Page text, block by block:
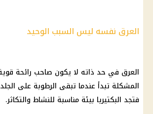
العرق نفسه ليس السبب الوحيد
العرق في حد ذاته لا يكون صاحب رائحة قوية
المشكلة تبدأ عندما تبقى الرطوبة على
فتجد البكتيريا بيئة مناسبة للنشاط والتكاثر.